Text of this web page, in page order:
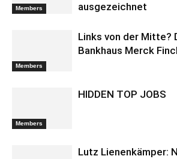
Members
ausgezeichnet
Members
Links von der Mitte?
Bankhaus Merck
Members
HIDDEN TOP JOBS
Lutz Lienenkämper: